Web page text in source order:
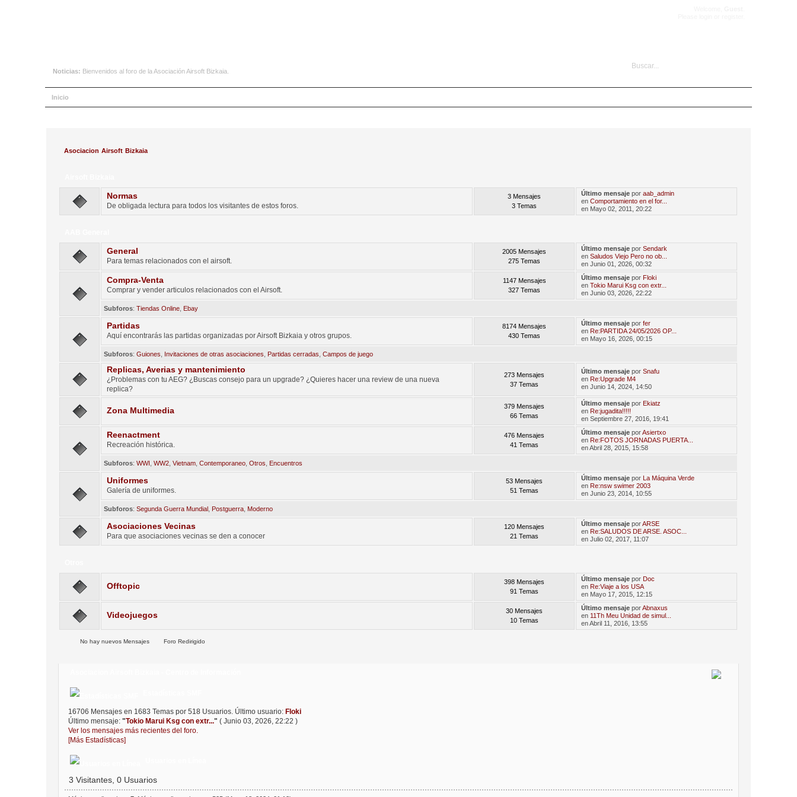
Noticias: Bienvenidos al foro de la Asociación Airsoft Bizkaia.
Inicio
Asociacion Airsoft Bizkaia
Normas
De obligada lectura para todos los visitantes de estos foros.
3 Mensajes
3 Temas
Último mensajepor aab_admin
en Comportamiento en el for...
en Mayo 02, 2011, 20:22
General
Para temas relacionados con el airsoft.
2005 Mensajes
275 Temas
Último mensajepor Sendark
en Saludos Viejo Pero no ob...
en Junio 01, 2026, 00:32
Compra-Venta
Comprar y vender articulos relacionados con el Airsoft.
1147 Mensajes
327 Temas
Último mensajepor Floki
en Tokio Marui Ksg con extr...
en Junio 03, 2026, 22:22
Subforos:Tiendas Online Ebay
Partidas
Aquí encontrarás las partidas organizadas por Airsoft Bizkaia y otros grupos.
8174 Mensajes
430 Temas
Último mensajepor fer
en Re:PARTIDA 24/05/2026 OP...
en Mayo 16, 2026, 00:15
Subforos:Guiones Invitaciones de otras asociaciones Partidas cerradas ,Campos de juego
Replicas, Averias y mantenimiento
¿Problemas con tu AEG? ¿Buscas consejo para un upgrade? ¿Quieres hacer una review de una nueva
replica?
273 Mensajes
37 Temas
Último mensajepor Snafu
en Re:Upgrade M4
en Junio 14, 2024, 14:50
Zona Multimedia
379 Mensajes
66 Temas
Último mensajepor Ekiatz
en Re:jugadita!!!!!
en Septiembre 27, 2016, 19:41
Reenactment
Recreación histórica.
476 Mensajes
41 Temas
Último mensajeporAsiertxo
en Re:FOTOS JORNADAS PUERTA...
en Abril 28, 2015, 15:58
Subforos:WWI ,WW2 ,Vietnam ,Contemporaneo ,Otros Encuentros
Uniformes
Galería de uniformes.
53 Mensajes
51 Temas
Último mensajepor La Máquina Verde
en Re:nsw swimer 2003
en Junio 23, 2014, 10:55
Subforos:Segunda Guerra Mundial Postguerra Moderno
Asociaciones Vecinas
Para que asociaciones vecinas se den a conocer
120 Mensajes
21 Temas
Último mensajeporARSE
en Re:SALUDOS DE ARSE. ASOC...
en Julio 02, 2017, 11:07
Offtopic
398 Mensajes
91 Temas
Último mensajepor Doc
en Re:Viaje a los USA
en Mayo 17, 2015, 12:15
Videojuegos
30 Mensajes
10 Temas
Último mensajeporAbnaxus
en 11Th Meu Unidad de simul...
en Abril 11, 2016, 13:55
No hay nuevos Mensajes Foro Redirigido
16706 Mensajes en 1683 Temas por 518 Usuarios. Último usuario: Floki
Último mensaje:"Tokio Marui Ksg con extr..." ( Junio 03, 2026, 22:22 )
Ver los mensajes más recientes del foro.
[Más Estadísticas]
3 Visitantes, 0 Usuarios